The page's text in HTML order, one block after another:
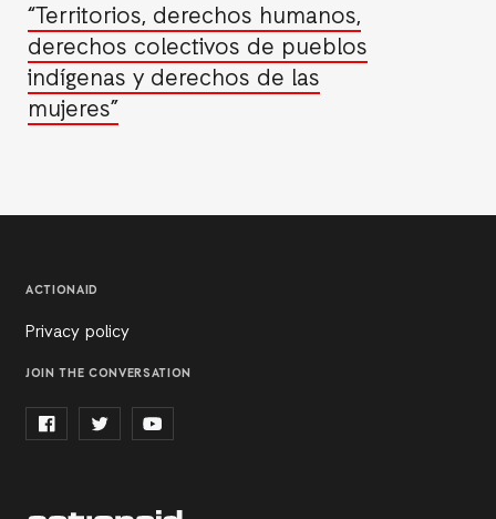
“Territorios, derechos humanos,
derechos colectivos de pueblos
indígenas y derechos de las
mujeres”
ACTIONAID
Privacy policy
JOIN THE CONVERSATION